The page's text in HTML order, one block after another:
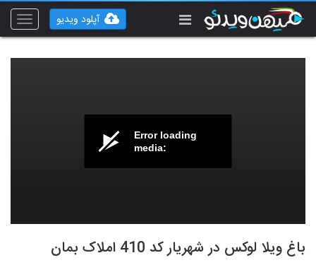
Toggle
آپلود ویدیو
Error loading
media:
باغ ویلا لوکس در شهریار کد 410 املاک بمان